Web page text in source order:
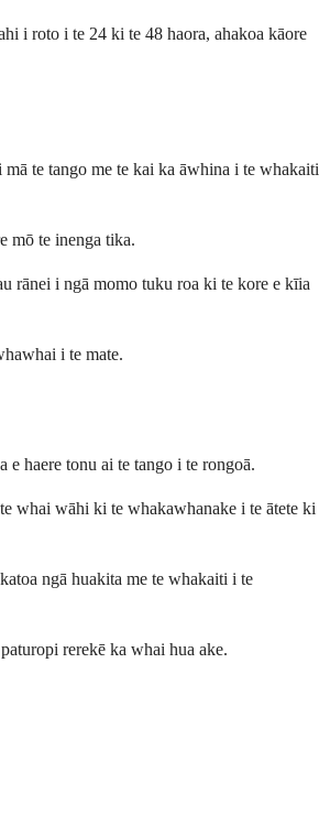
i roto i te 24 ki te 48 haora, ahakoa kāore
te tango me te kai ka āwhina i te whakaiti
mō te inenga tika.
rānei i ngā momo tuku roa ki te kore e kīia
i te mate.
haere tonu ai te tango i te rongoā.
whai wāhi ki te whakawhanake i te ātete ki
ngā huakita me te whakaiti i te
rerekē ka whai hua ake.